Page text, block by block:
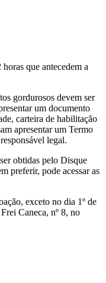
que antecedem a
gordurosos devem ser
um documento
carteira de habilitação
apresentar um Termo
legal.
obtidas pelo Disque
preferir, pode acessar as
exceto no dia 1º de
Caneca, nº 8, no